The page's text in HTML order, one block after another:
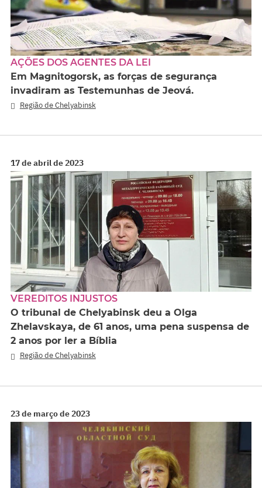
AÇÕES DOS AGENTES DA LEI
Em Magnitogorsk, as forças de segurança
invadiram as Testemunhas de Jeová.
Região de Chelyabinsk
17 de abril de 2023
VEREDITOS INJUSTOS
O tribunal de Chelyabinsk deu a Olga
Zhelavskaya, de 61 anos, uma pena suspensa de
2 anos por ler a Bíblia
Região de Chelyabinsk
23 de março de 2023